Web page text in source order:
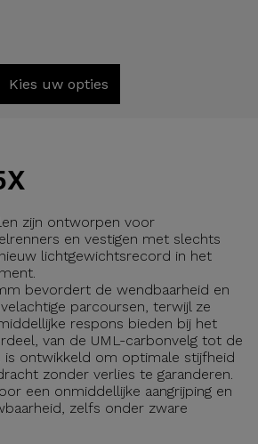
Kies uw opties
zijn ontworpen voor
en vestigen met slechts
lichtgewichtsrecord in het
bevordert de wendbaarheid en
parcoursen, terwijl ze
respons bieden bij het
van de UML-carbonvelg tot de
is ontwikkeld om optimale stijfheid
zonder verlies te garanderen.
een onmiddellijke aangrijping en
zelfs onder zware